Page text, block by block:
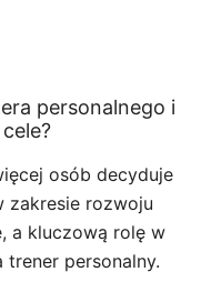
personalnego i
osób decyduje
zakresie rozwoju
a kluczową rolę w
personalny.